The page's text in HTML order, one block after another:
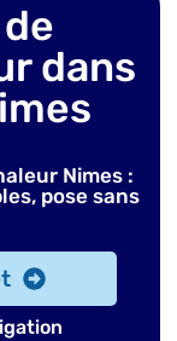
dans
Nimes :
pose sans